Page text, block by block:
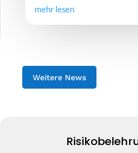
mehr lesen
Weitere News